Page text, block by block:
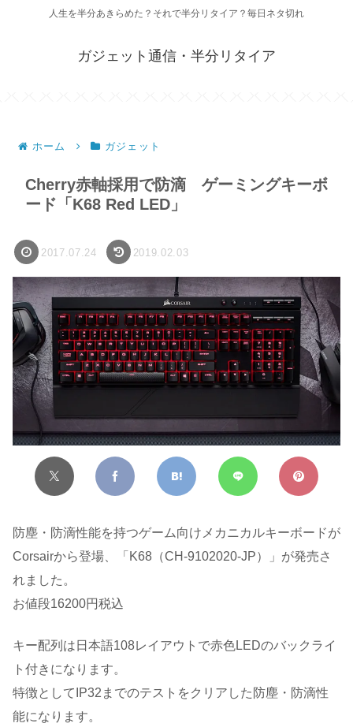
人生を半分あきらめた？それで半分リタイア？毎日ネタ切れ
ガジェット通信・半分リタイア
ホーム ガジェット
Cherry赤軸採用で防滴 ゲーミングキーボ
ード「K68 Red LED」
2017.07.24 2019.02.03
防塵・防滴性能を持つゲーム向けメカニカルキーボードが
Corsairから登場、「K68（CH-9102020-JP）」が発売さ
れました。
お値段16200円税込
キー配列は日本語108レイアウトで赤色LEDのバックライ
ト付きになります。
特徴としてIP32までのテストをクリアした防塵・防滴性
能になります。